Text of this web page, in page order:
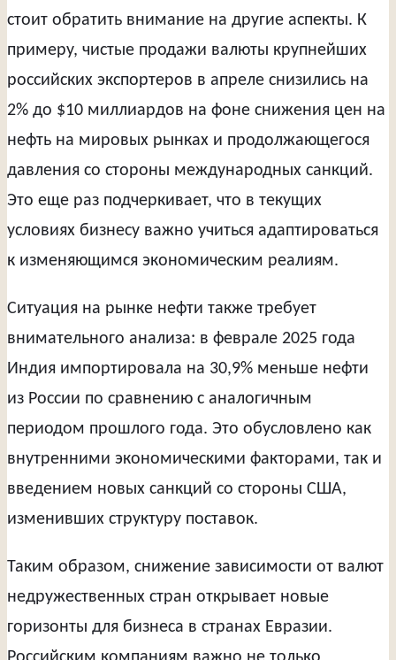
стоит обратить внимание на другие аспекты. К
примеру, чистые продажи валюты крупнейших
российских экспортеров в апреле снизились на
2% до $10 миллиардов на фоне снижения цен на
нефть на мировых рынках и продолжающегося
давления со стороны международных санкций.
Это еще раз подчеркивает, что в текущих
условиях бизнесу важно учиться адаптироваться
к изменяющимся экономическим реалиям.
Ситуация на рынке нефти также требует
внимательного анализа: в феврале 2025 года
Индия импортировала на 30,9% меньше нефти
из России по сравнению с аналогичным
периодом прошлого года. Это обусловлено как
внутренними экономическими факторами, так и
введением новых санкций со стороны США,
изменивших структуру поставок.
Таким образом, снижение зависимости от валют
недружественных стран открывает новые
горизонты для бизнеса в странах Евразии.